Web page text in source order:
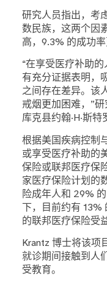
研究人员指出，考
数民族，这两个因
高，9.3% 的成功率
“在享受医疗补助
有充分证据表明，
之间存在差异。该
戒烟更加困难，”
库克县约翰·H·斯
根据美国疾病控制
或享受医疗补助的
保险或联邦医疗保
家医疗保险计划的
险成年人和 29%
下，目前约有 13%
的联邦医疗保险受
Krantz 博士将该项
就诊期间接触到人
受教育。